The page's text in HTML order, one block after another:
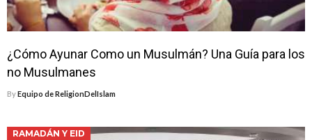
¿Cómo Ayunar Como un Musulmán? Una Guía para los
no Musulmanes
ByEquipo de ReligionDelIslam
RAMADÁN Y EID